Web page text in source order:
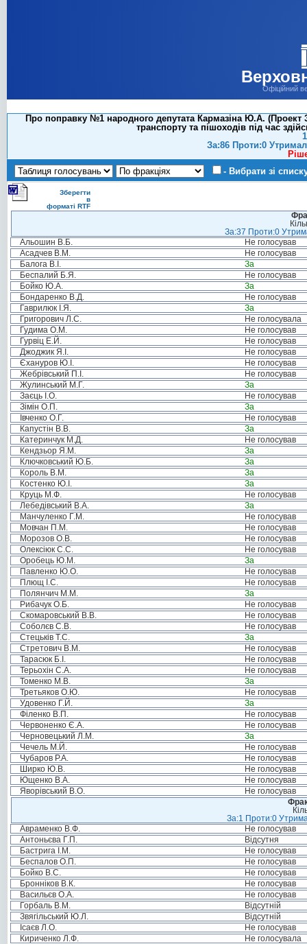
Офіційний
Про поправку №1 народного депутата Кармазіна Ю.А. (Проект
транспорту та пішоходів під час
За:86 Проти:0
- Вибрати зі
Зберегти
в
форматі RTF
За:37 Проти:0
Альошин В.Б.
Не голосував
Асадчев В.М.
Не голосував
Балога В.І.
За
Беспалий Б.Я.
Не голосував
Бойко Ю.А.
За
Бондаренко В.Д.
Не голосував
Гаврилюк І.Я.
За
Григорович Л.С.
Не голосувала
Гудима О.М.
Не голосував
Гурвіц Е.Й.
Не голосував
Джоджик Я.І.
Не голосував
Єхануров Ю.І.
Не голосував
Жебрівський П.І.
Не голосував
Жулинський М.Г.
За
Заєць І.О.
Не голосував
Зімін О.П.
За
Івченко О.Г.
Не голосував
Капустін В.В.
За
Катеринчук М.Д.
Не голосував
Кендзьор Я.М.
За
Ключковський Ю.Б.
За
Король В.М.
За
Костенко Ю.І.
За
Круць М.Ф.
Не голосував
Лебедівський В.А.
За
Манчуленко Г.М.
Не голосував
Мовчан П.М.
Не голосував
Морозов О.В.
Не голосував
Олексіюк С.С.
Не голосував
Оробець Ю.М.
За
Павленко Ю.О.
Не голосував
Плющ І.С.
Не голосував
Полянчич М.М.
За
Рибачук О.Б.
Не голосував
Скомаровський В.В.
Не голосував
Соболєв С.В.
Не голосував
Стецьків Т.С.
За
Стретович В.М.
Не голосував
Тарасюк Б.І.
Не голосував
Терьохін С.А.
Не голосував
Томенко М.В.
За
Третьяков О.Ю.
Не голосував
Удовенко Г.Й.
За
Філенко В.П.
Не голосував
Червоненко Є.А.
Не голосував
Черновецький Л.М.
За
Чечель М.Й.
Не голосував
Чубаров Р.А.
Не голосував
Ширко Ю.В.
Не голосував
Ющенко В.А.
Не голосував
Яворівський В.О.
Не голосував
За:1 Проти:0
Авраменко В.Ф.
Не голосував
Антоньєва Г.П.
Відсутня
Бастрига І.М.
Не голосував
Беспалов О.П.
Не голосував
Бойко В.С.
Не голосував
Бронніков В.К.
Не голосував
Васильєв О.А.
Не голосував
Горбаль В.М.
Відсутній
Звягільський Ю.Л.
Відсутній
Ісаєв Л.О.
Не голосував
Кириченко Л.Ф.
Не голосувала